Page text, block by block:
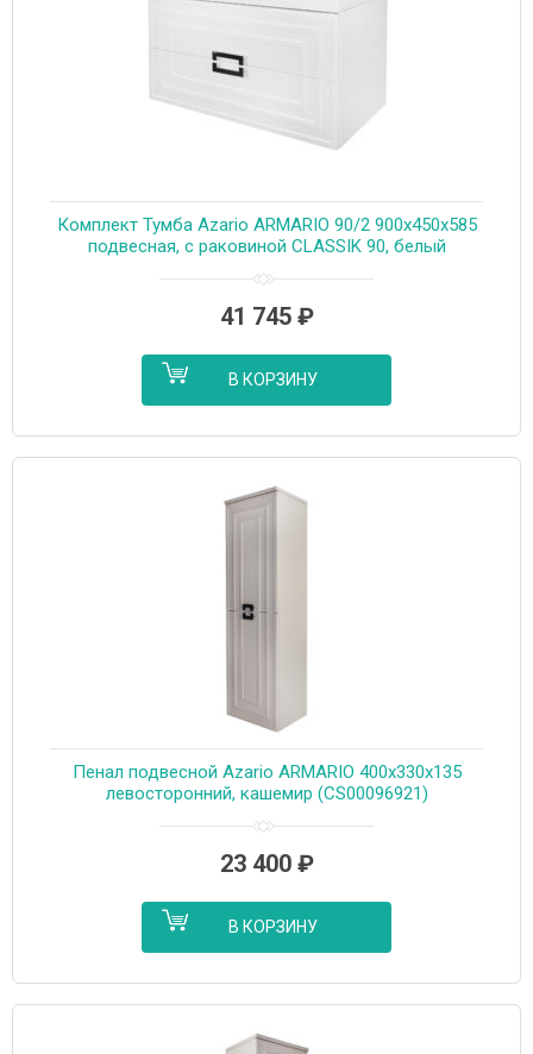
Комплект Тумба Azario ARMARIO 90/2 900х450х585
подвесная, с раковиной CLASSIK 90, белый
41 745 ₽
В КОРЗИНУ
Пенал подвесной Azario ARMARIO 400х330х135
левосторонний, кашемир (CS00096921)
23 400 ₽
В КОРЗИНУ